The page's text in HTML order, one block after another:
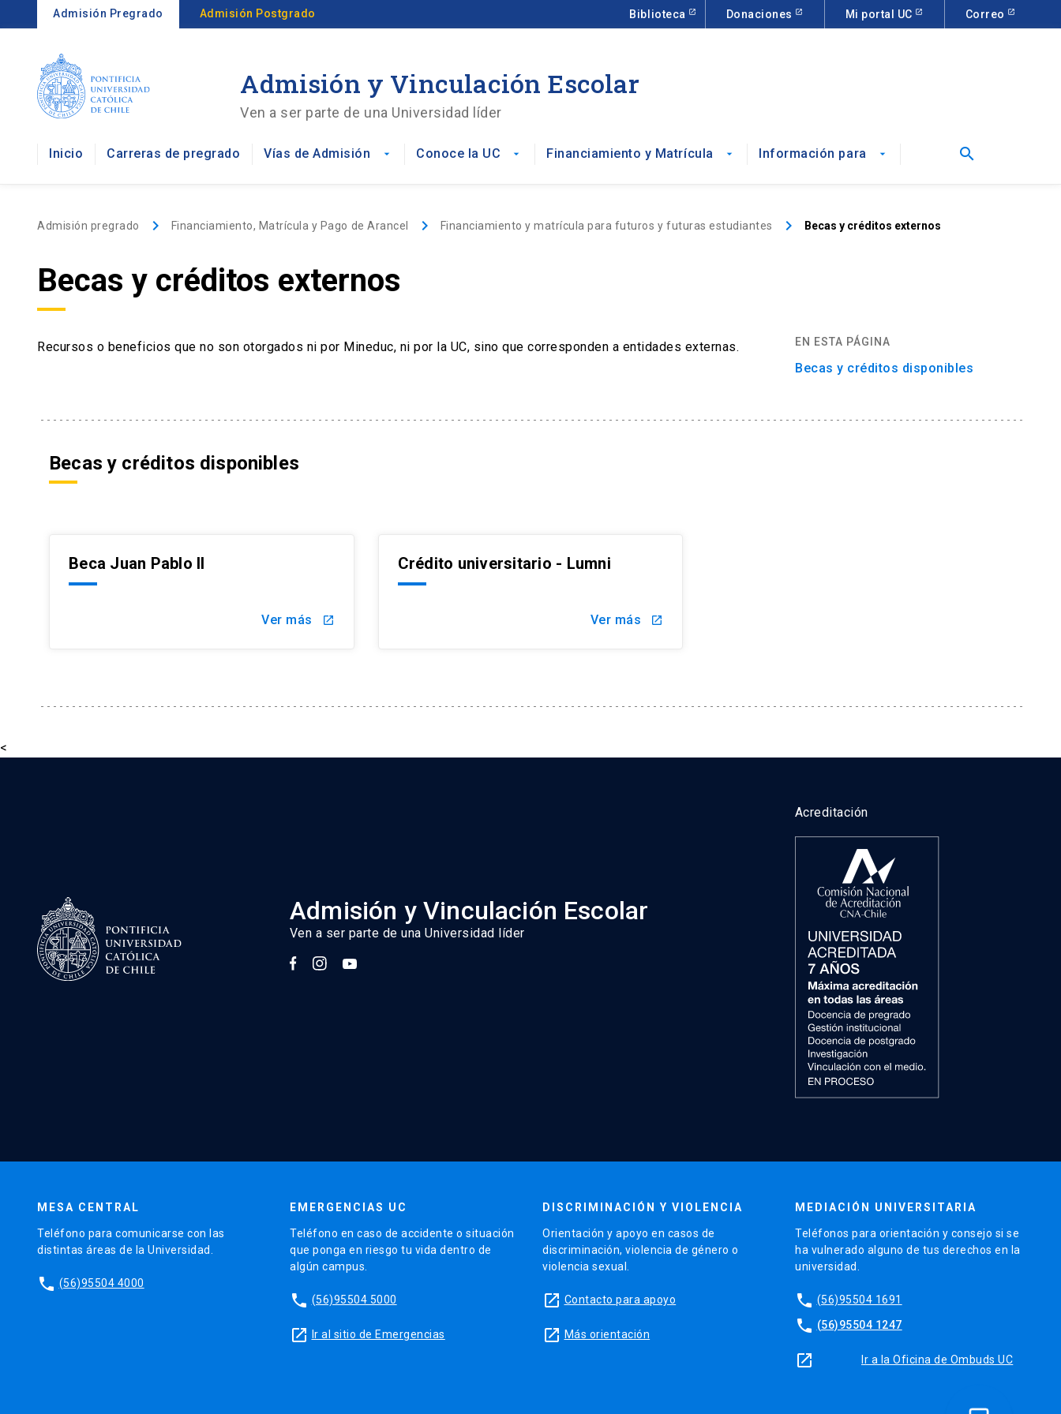
Admisión Pregrado Admisión Postgrado Biblioteca Donaciones Mi portal UC Correo
Admisión y Vinculación Escolar
Ven a ser parte de una Universidad líder
Inicio Carreras de pregrado Vías de Admisión arrow_drop_down Conoce la UC arrow_drop_down Financiamiento y Matrícula arrow_drop_down Información para arrow_drop_down search
Admisión pregrado keyboard_arrow_right Financiamiento, Matrícula y Pago de Arancel keyboard_arrow_right Financiamiento y matrícula para futuros y futuras estudiantes keyboard_arrow_right Becas y créditos externos
Becas y créditos externos
Recursos o beneficios que no son otorgados ni por Mineduc, ni por la UC, sino que corresponden a entidades externas. EN ESTA PÁGINA
Becas y créditos disponibles
Becas y créditos disponibles
Beca Juan Pablo II
Ver más launch
Crédito universitario - Lumni
Ver más launch
<
Admisión y Vinculación Escolar
Ven a ser parte de una Universidad líder
Acreditación
MESA CENTRAL
Teléfono para comunicarse con las
distintas áreas de la Universidad.
phone (56)95504 4000
EMERGENCIAS UC
Teléfono en caso de accidente o situación
que ponga en riesgo tu vida dentro de
algún campus.
phone (56)95504 5000
launch Ir al sitio de Emergencias
DISCRIMINACIÓN Y VIOLENCIA
Orientación y apoyo en casos de
discriminación, violencia de género o
violencia sexual.
launch Contacto para apoyo
launch Más orientación
MEDIACIÓN UNIVERSITARIA
Teléfonos para orientación y consejo si se
ha vulnerado alguno de tus derechos en la
universidad.
phone (56)95504 1691
phone (56)95504 1247
launch Ir a la Oficina de Ombuds UC